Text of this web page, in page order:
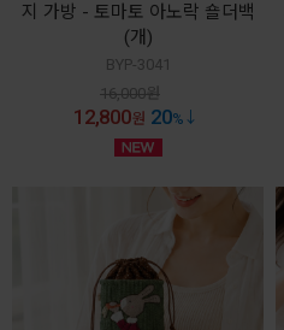
지 가방 - 토마토 아노락 숄더백
(개)
BYP-3041
16,000원
12,800원 20%